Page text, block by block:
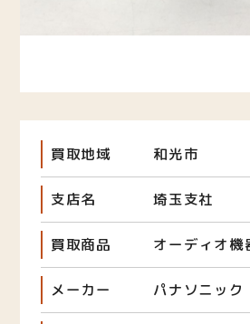
買取地域 和光市
支店名 埼玉支社
買取商品 オーディオ機
メーカー パナソニック